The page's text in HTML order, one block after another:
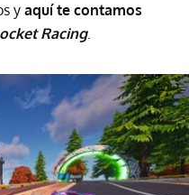
y aquí te contamos
Racing.